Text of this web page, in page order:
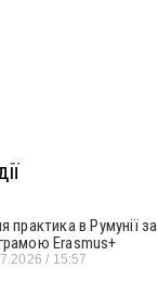
практика в Румунії за
Erasmus+
15:57